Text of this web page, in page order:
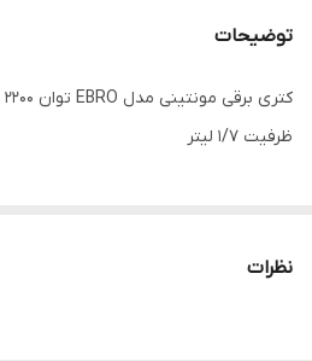
توضیحات
ظرفیت 1/7 لیتر
نظرات